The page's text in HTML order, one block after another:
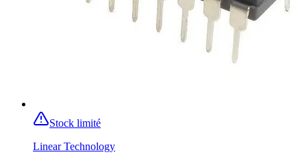
Stock limité
Linear Technology